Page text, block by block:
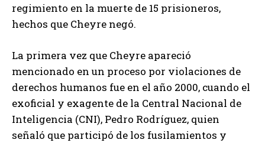
regimiento en la muerte de 15 prisioneros,
hechos que Cheyre negó.
La primera vez que Cheyre apareció
mencionado en un proceso por violaciones de
derechos humanos fue en el año 2000, cuando el
exoficial y exagente de la Central Nacional de
Inteligencia (CNI), Pedro Rodríguez, quien
señaló que participó de los fusilamientos y